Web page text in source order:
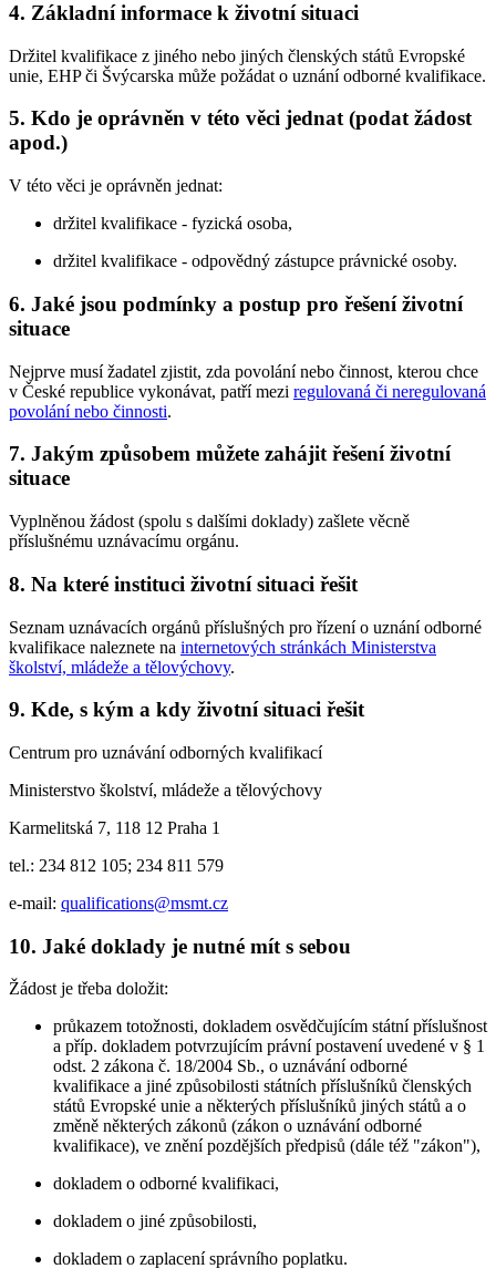
4. Základní informace k životní situaci
Držitel kvalifikace z jiného nebo jiných členských států Evropské
unie, EHP či Švýcarska může požádat o uznání odborné kvalifikace.
5. Kdo je oprávněn v této věci jednat (podat žádost
apod.)
V této věci je oprávněn jednat:
držitel kvalifikace - fyzická osoba,
držitel kvalifikace - odpovědný zástupce právnické osoby.
6. Jaké jsou podmínky a postup pro řešení životní
situace
Nejprve musí žadatel zjistit, zda povolání nebo činnost, kterou chce
v České republice vykonávat, patří mezi regulovaná či neregulovaná
povolání nebo činnosti.
7. Jakým způsobem můžete zahájit řešení životní
situace
Vyplněnou žádost (spolu s dalšími doklady) zašlete věcně
příslušnému uznávacímu orgánu.
8. Na které instituci životní situaci řešit
Seznam uznávacích orgánů příslušných pro řízení o uznání odborné
kvalifikace naleznete na internetových stránkách Ministerstva
školství, mládeže a tělovýchovy.
9. Kde, s kým a kdy životní situaci řešit
Centrum pro uznávání odborných kvalifikací
Ministerstvo školství, mládeže a tělovýchovy
Karmelitská 7, 118 12 Praha 1
tel.: 234 812 105; 234 811 579
e-mail: qualifications@msmt.cz
10. Jaké doklady je nutné mít s sebou
Žádost je třeba doložit:
průkazem totožnosti, dokladem osvědčujícím státní příslušnost
a příp. dokladem potvrzujícím právní postavení uvedené v § 1
odst. 2 zákona č. 18/2004 Sb., o uznávání odborné
kvalifikace a jiné způsobilosti státních příslušníků členských
států Evropské unie a některých příslušníků jiných států a o
změně některých zákonů (zákon o uznávání odborné
kvalifikace), ve znění pozdějších předpisů (dále též "zákon"),
dokladem o odborné kvalifikaci,
dokladem o jiné způsobilosti,
dokladem o zaplacení správního poplatku.